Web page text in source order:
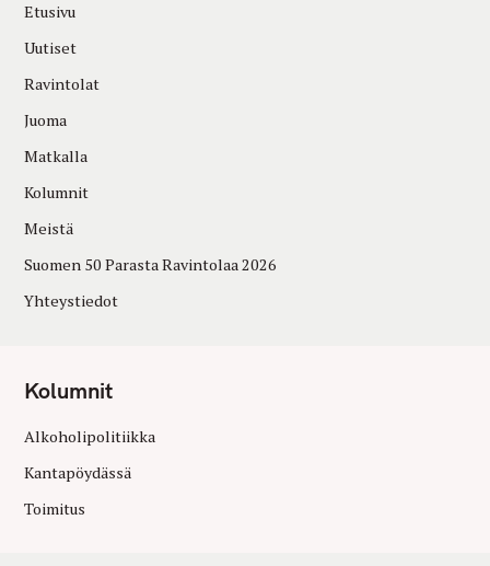
Etusivu
Uutiset
Ravintolat
Juoma
Matkalla
Kolumnit
Meistä
Suomen 50 Parasta Ravintolaa 2026
Yhteystiedot
Kolumnit
Alkoholipolitiikka
Kantapöydässä
Toimitus